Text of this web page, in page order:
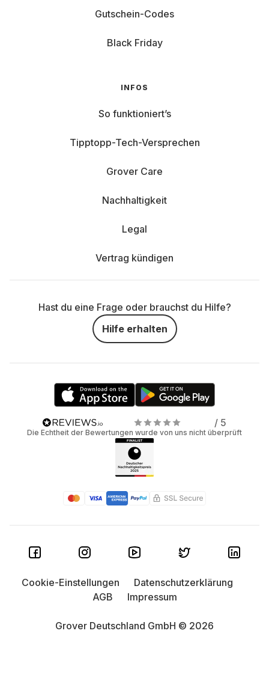
Gutschein-Codes
Black Friday
INFOS
So funktioniert’s
Tipptopp-Tech-Versprechen
Grover Care
Nachhaltigkeit
Legal
Vertrag kündigen
Hast du eine Frage oder brauchst du Hilfe?
Hilfe erhalten
/ 5
Die Echtheit der Bewertungen wurde von uns nicht überprüft
Grover Deutschland GmbH © 2026
Cookie-Einstellungen
Datenschutzerklärung
AGB
Impressum